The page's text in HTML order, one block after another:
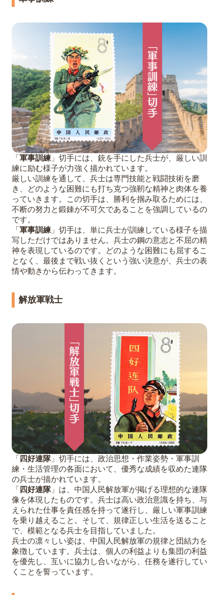
「 軍事訓練 」切手には、銃を手にした兵士が、厳しい訓
練に励む様子が力強く描かれています。
厳しい訓練を通して、兵士は専門技能と戦闘技術を磨
き、どのような困難にも打ち克つ強靭な精神と肉体を養
っていきます。この切手は、勝利を掴み取るためには、
不断の努力と鍛錬が不可欠であることを強調しているの
です。
「 軍事訓練 」切手は、単に兵士が訓練している様子を描
写しただけではありません。兵士の鋼の意志と不屈の精
神を表現しているのです。どのような困難にも屈するこ
となく、最後まで戦い抜くという強い決意が、兵士の表
情や動きから伝わってきます。
解放軍戦士
「 四好連隊」切手には、政治思想・作業姿勢・軍事訓
練・生活管理の各面において、優秀な成績を収めた連隊
の兵士が描かれています。
「 四好連隊」は、中国人民解放軍が掲げる理想的な連隊
像を体現したものです。兵士は高い政治意識を持ち、与
えられた仕事を責任感を持って遂行し、厳しい軍事訓練
を乗り越えること。そして、規律正しい生活を送ること
で、模範となる兵士を目指していました。
兵士の凛々しい姿は、中国人民解放軍の規律と団結力を
象徴しています。兵士は、個人の利益よりも集団の利益
を優先し、互いに協力し合いながら、任務を遂行してい
くことを誓っています。